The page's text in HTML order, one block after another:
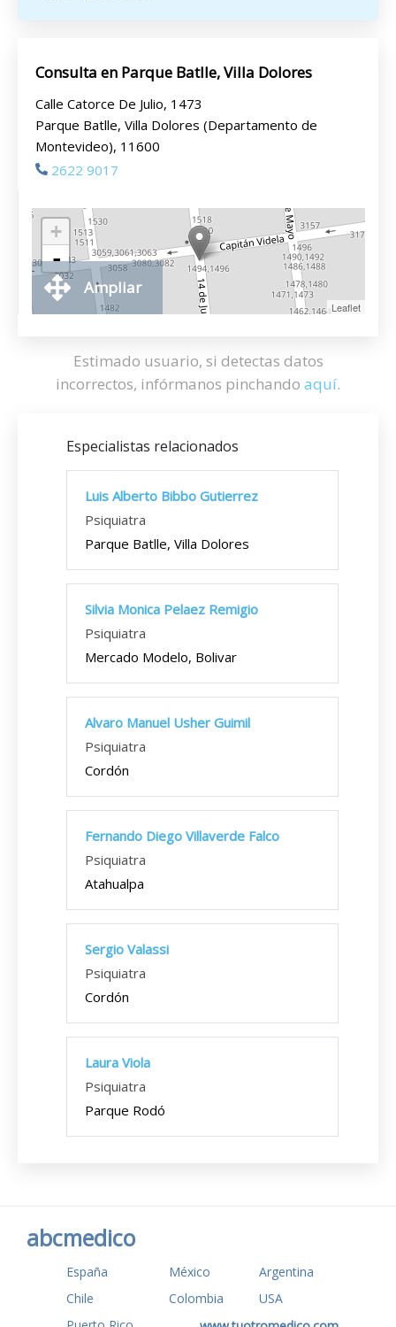
Consulta en Parque Batlle, Villa Dolores
Calle Catorce De Julio, 1473
Parque Batlle, Villa Dolores (Departamento de
Montevideo), 11600
2622 9017
+
-
Leaflet
Ampliar
Estimado usuario, si detectas datos
incorrectos, infórmanos pinchando aquí.
Especialistas relacionados
Luis Alberto Bibbo Gutierrez
Psiquiatra
Parque Batlle, Villa Dolores
Silvia Monica Pelaez Remigio
Psiquiatra
Mercado Modelo, Bolivar
Alvaro Manuel Usher Guimil
Psiquiatra
Cordón
Fernando Diego Villaverde Falco
Psiquiatra
Atahualpa
Sergio Valassi
Psiquiatra
Cordón
Laura Viola
Psiquiatra
Parque Rodó
abcmedico
España México
Argentina
Chile
Colombia
USA